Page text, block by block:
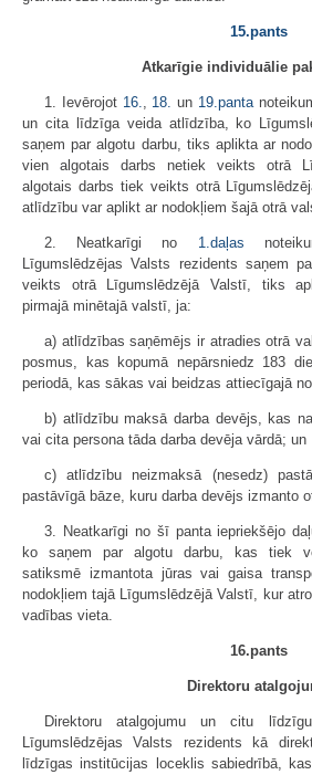
15.pants
Atkarīgie individuālie
1. Ievērojot 16., 18.un 19.panta
un cita līdzīga veida atlīdzība, ko
saņem par algotu darbu, tiks aplikta ar
vien algotais darbs netiek veikts otrā
algotais darbs tiek veikts otrā
atlīdzību var aplikt ar nodokļiem šajā otrā
2. Neatkarīgi no 1.daļas
Līgumslēdzējas Valsts rezidents saņem
veikts otrā Līgumslēdzējā Valstī, tiks
pirmajā minētajā valstī, ja:
a) atlīdzības saņēmējs ir atradies otrā
posmus, kas kopumā nepārsniedz 183
periodā, kas sākas vai beidzas attiecīgajā
b) atlīdzību maksā darba devējs, kas
vai cita persona tāda darba devēja vārdā; un
c) atlīdzību neizmaksā (nesedz)
pastāvīgā bāze, kuru darba devējs izmanto
3. Neatkarīgi no šī panta iepriekšējo
ko saņem par algotu darbu, kas tiek
satiksmē izmantota jūras vai gaisa
nodokļiem tajā Līgumslēdzējā Valstī, kur
vadības vieta.
16.pants
Direktoru
Direktoru atalgojumu un citu
Līgumslēdzējas Valsts rezidents kā
līdzīgas institūcijas loceklis sabiedrībā,